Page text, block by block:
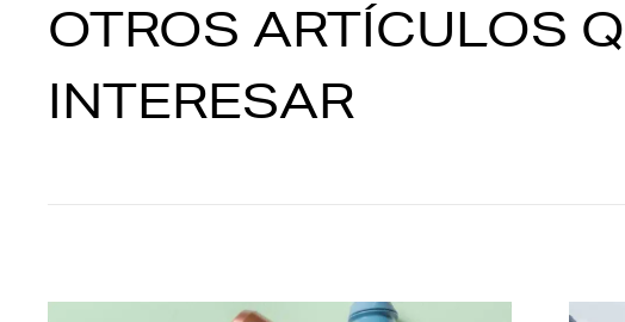
OTROS ARTÍCULOS
INTERESAR